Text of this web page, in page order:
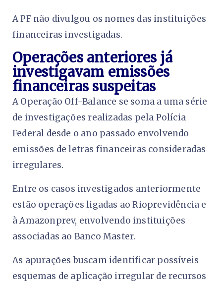
A PF não divulgou os nomes das instituições
financeiras investigadas.
Operações anteriores já
investigavam emissões
financeiras suspeitas
A Operação Off-Balance se soma a uma série
de investigações realizadas pela Polícia
Federal desde o ano passado envolvendo
emissões de letras financeiras consideradas
irregulares.
Entre os casos investigados anteriormente
estão operações ligadas ao Rioprevidência e
à Amazonprev, envolvendo instituições
associadas ao Banco Master.
As apurações buscam identificar possíveis
esquemas de aplicação irregular de recursos